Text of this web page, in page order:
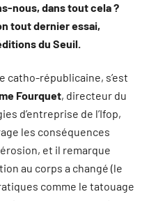
nous, dans tout cela ?
tout dernier essai,
du Seuil.
catho-républicaine, s’est
Fourquet, directeur du
d’entreprise de l’Ifop,
les conséquences
et il remarque
au corps a changé (le
comme le tatouage